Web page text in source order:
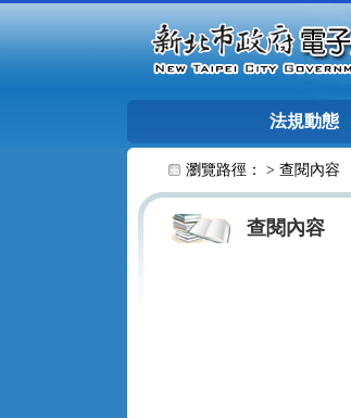
法規動態
瀏覽路徑： > 查閱內容
查閱內容